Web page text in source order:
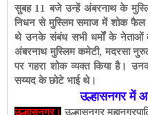
सुबह 11 बजे उन्हें अंबरनाथ के
निधन से मुस्लिम समाज में शोक फैल
थे उनके संबंध सभी धर्मों के नेताओं
अंबरनाथ मुस्लिम कमेटी, मदरसा
पर गहरा शोक व्यक्त किया है।
सय्यद के छोटे भाई थे।
उल्हासनगर में
उल्हासनगर। उल्हासनगर